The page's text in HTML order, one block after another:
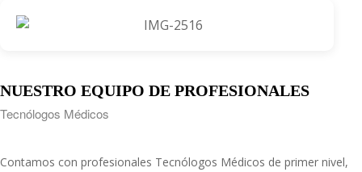
NUESTRO EQUIPO DE PROFESIONALES
Tecnólogos Médicos
Contamos con profesionales Tecnólogos Médicos de primer nivel,